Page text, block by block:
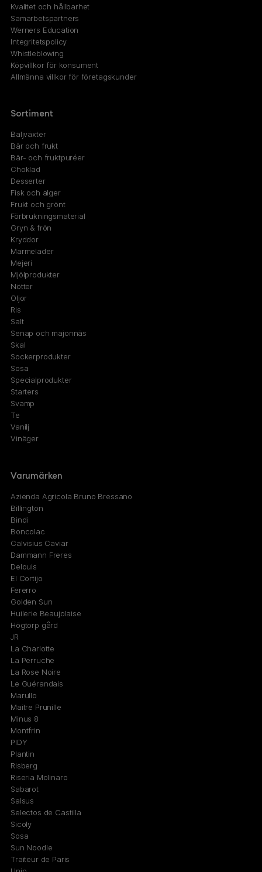
Kvalitet och hållbarhet
Samarbetspartners
Werners Education
Integritetspolicy
Whistleblowing
Köpvillkor för konsument
Allmänna villkor för företagskunder
Sortiment
Baljväxter
Bär och frukt
Bär- och fruktpuréer
Choklad
Desserter
Fisk och alger
Frukt och grönt
Förbrukningsmaterial
Gryn & frön
Kryddor
Marmelader
Mejeri
Mjölprodukter
Nötter
Oljor
Ris
Salt
Senap och majonnäs
Skal
Sockerprodukter
Sosa
Specialprodukter
Starters
Svamp
Te
Vanilj
Vinäger
Varumärken
Azienda Agricola Bruno Bressano
Billington
Bindi
Boncolac
Calvisius Caviar
Dammann Freres
Delouis
El Cortijo
Fererro
Golden Sun
Huilerie Beaujolaise
Högtorp gård
JR
La Charlotte
La Perruche
La Rose Noire
Le Guérandais
Marullo
Maitre Prunille
Minus 8
Montfrin
PIDY
Plantin
Risberg
Riseria Molinaro
Sabarot
Salsus
Selectos de Castilla
Sicoly
Sosa
Sun Noodle
Traiteur de Paris